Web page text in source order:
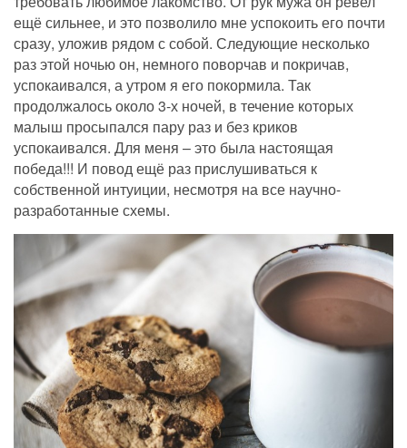
ещё сильнее, и это позволило мне успокоить его почти
сразу, уложив рядом с собой. Следующие несколько
раз этой ночью он, немного поворчав и покричав,
успокаивался, а утром я его покормила. Так
продолжалось около 3-х ночей, в течение которых
малыш просыпался пару раз и без криков
успокаивался. Для меня – это была настоящая
победа!!! И повод ещё раз прислушиваться к
собственной интуиции, несмотря на все научно-
разработанные схемы.